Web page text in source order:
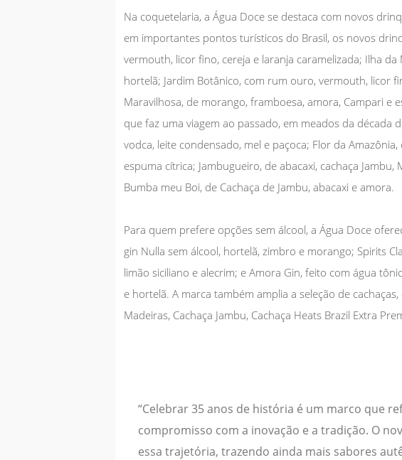
Na coquetelaria, a Água Doce se destaca com novos
em importantes pontos turísticos do Brasil, os novos
vermouth, licor fino, cereja e laranja caramelizada; Ilha
hortelã; Jardim Botânico, com rum ouro, vermouth, licor
Maravilhosa, de morango, framboesa, amora, Campari
que faz uma viagem ao passado, em meados da
vodca, leite condensado, mel e paçoca; Flor da
espuma cítrica; Jambugueiro, de abacaxi, cachaça
Bumba meu Boi, de Cachaça de Jambu, abacaxi e amora.
Para quem prefere opções sem álcool, a Água Doce
gin Nulla sem álcool, hortelã, zimbro e morango; Spirits
limão siciliano e alecrim; e Amora Gin, feito com água
e hortelã. A marca também amplia a seleção de
Madeiras, Cachaça Jambu, Cachaça Heats Brazil Extra
“Celebrar 35 anos de história é um marco que
compromisso com a inovação e a tradição. O
essa trajetória, trazendo ainda mais sabores